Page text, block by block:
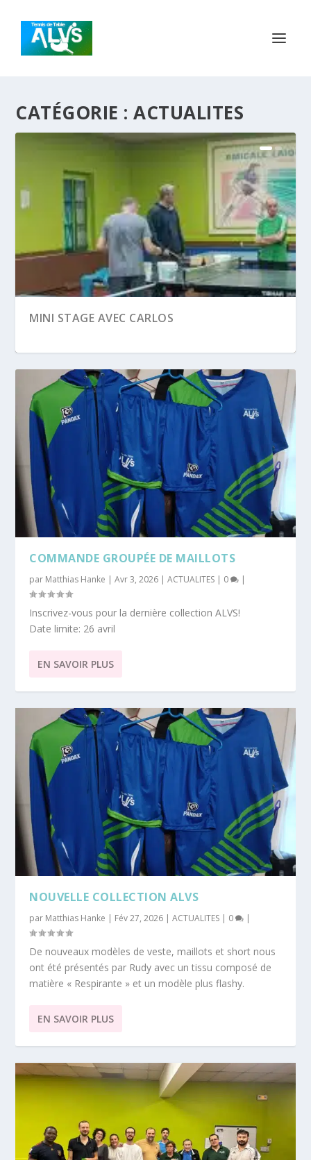
CATÉGORIE :ACTUALITES
MINI STAGE AVEC CARLOS
06/04/24 – OUVERTURE DU CLUB AUX
HABITANTS D...
COMMANDE GROUPÉE DE MAILLOTS
par Matthias Hanke |Avr 3, 2026 |ACTUALITES | 0 |
Inscrivez-vous pour la dernière collection ALVS!
Date limite: 26 avril
EN SAVOIR PLUS
NOUVELLE COLLECTION ALVS
par Matthias Hanke | Fév 27, 2026 |ACTUALITES | 0 |
De nouveaux modèles de veste, maillots et short nous
ont été présentés par Rudy avec un tissu composé de
matière « Respirante » et un modèle plus flashy.
EN SAVOIR PLUS